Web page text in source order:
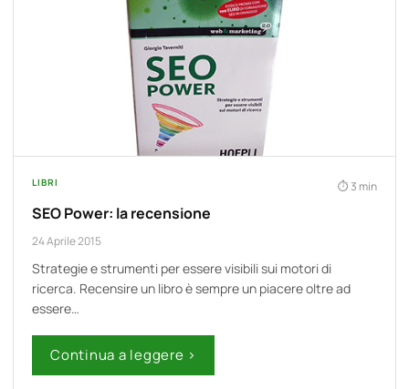
LIBRI 3 min
SEO Power: la recensione
24 Aprile 2015
Strategie e strumenti per essere visibili sui motori di
ricerca. Recensire un libro è sempre un piacere oltre ad
essere…
Continua a leggere ›